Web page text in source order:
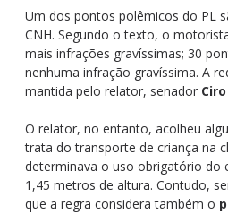
Um dos pontos polêmicos do PL
CNH. Segundo o texto, o
mais infrações gravíssimas; 30
nenhuma infração gravíssima. A
mantida pelo relator, senador
O relator, no entanto, acolheu
trata do transporte de criança na
determinava o uso obrigatório do
1,45 metros de altura. Contudo,
que a regra considera também o